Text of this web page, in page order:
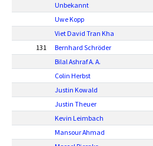
Unbekannt
Uwe Kopp
Viet David Tran Kha
131
Bernhard Schröder
Bilal Ashraf A. A.
Colin Herbst
Justin Kowald
Justin Theuer
Kevin Leimbach
Mansour Ahmad